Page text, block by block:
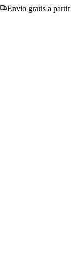
Envio gratis a partir